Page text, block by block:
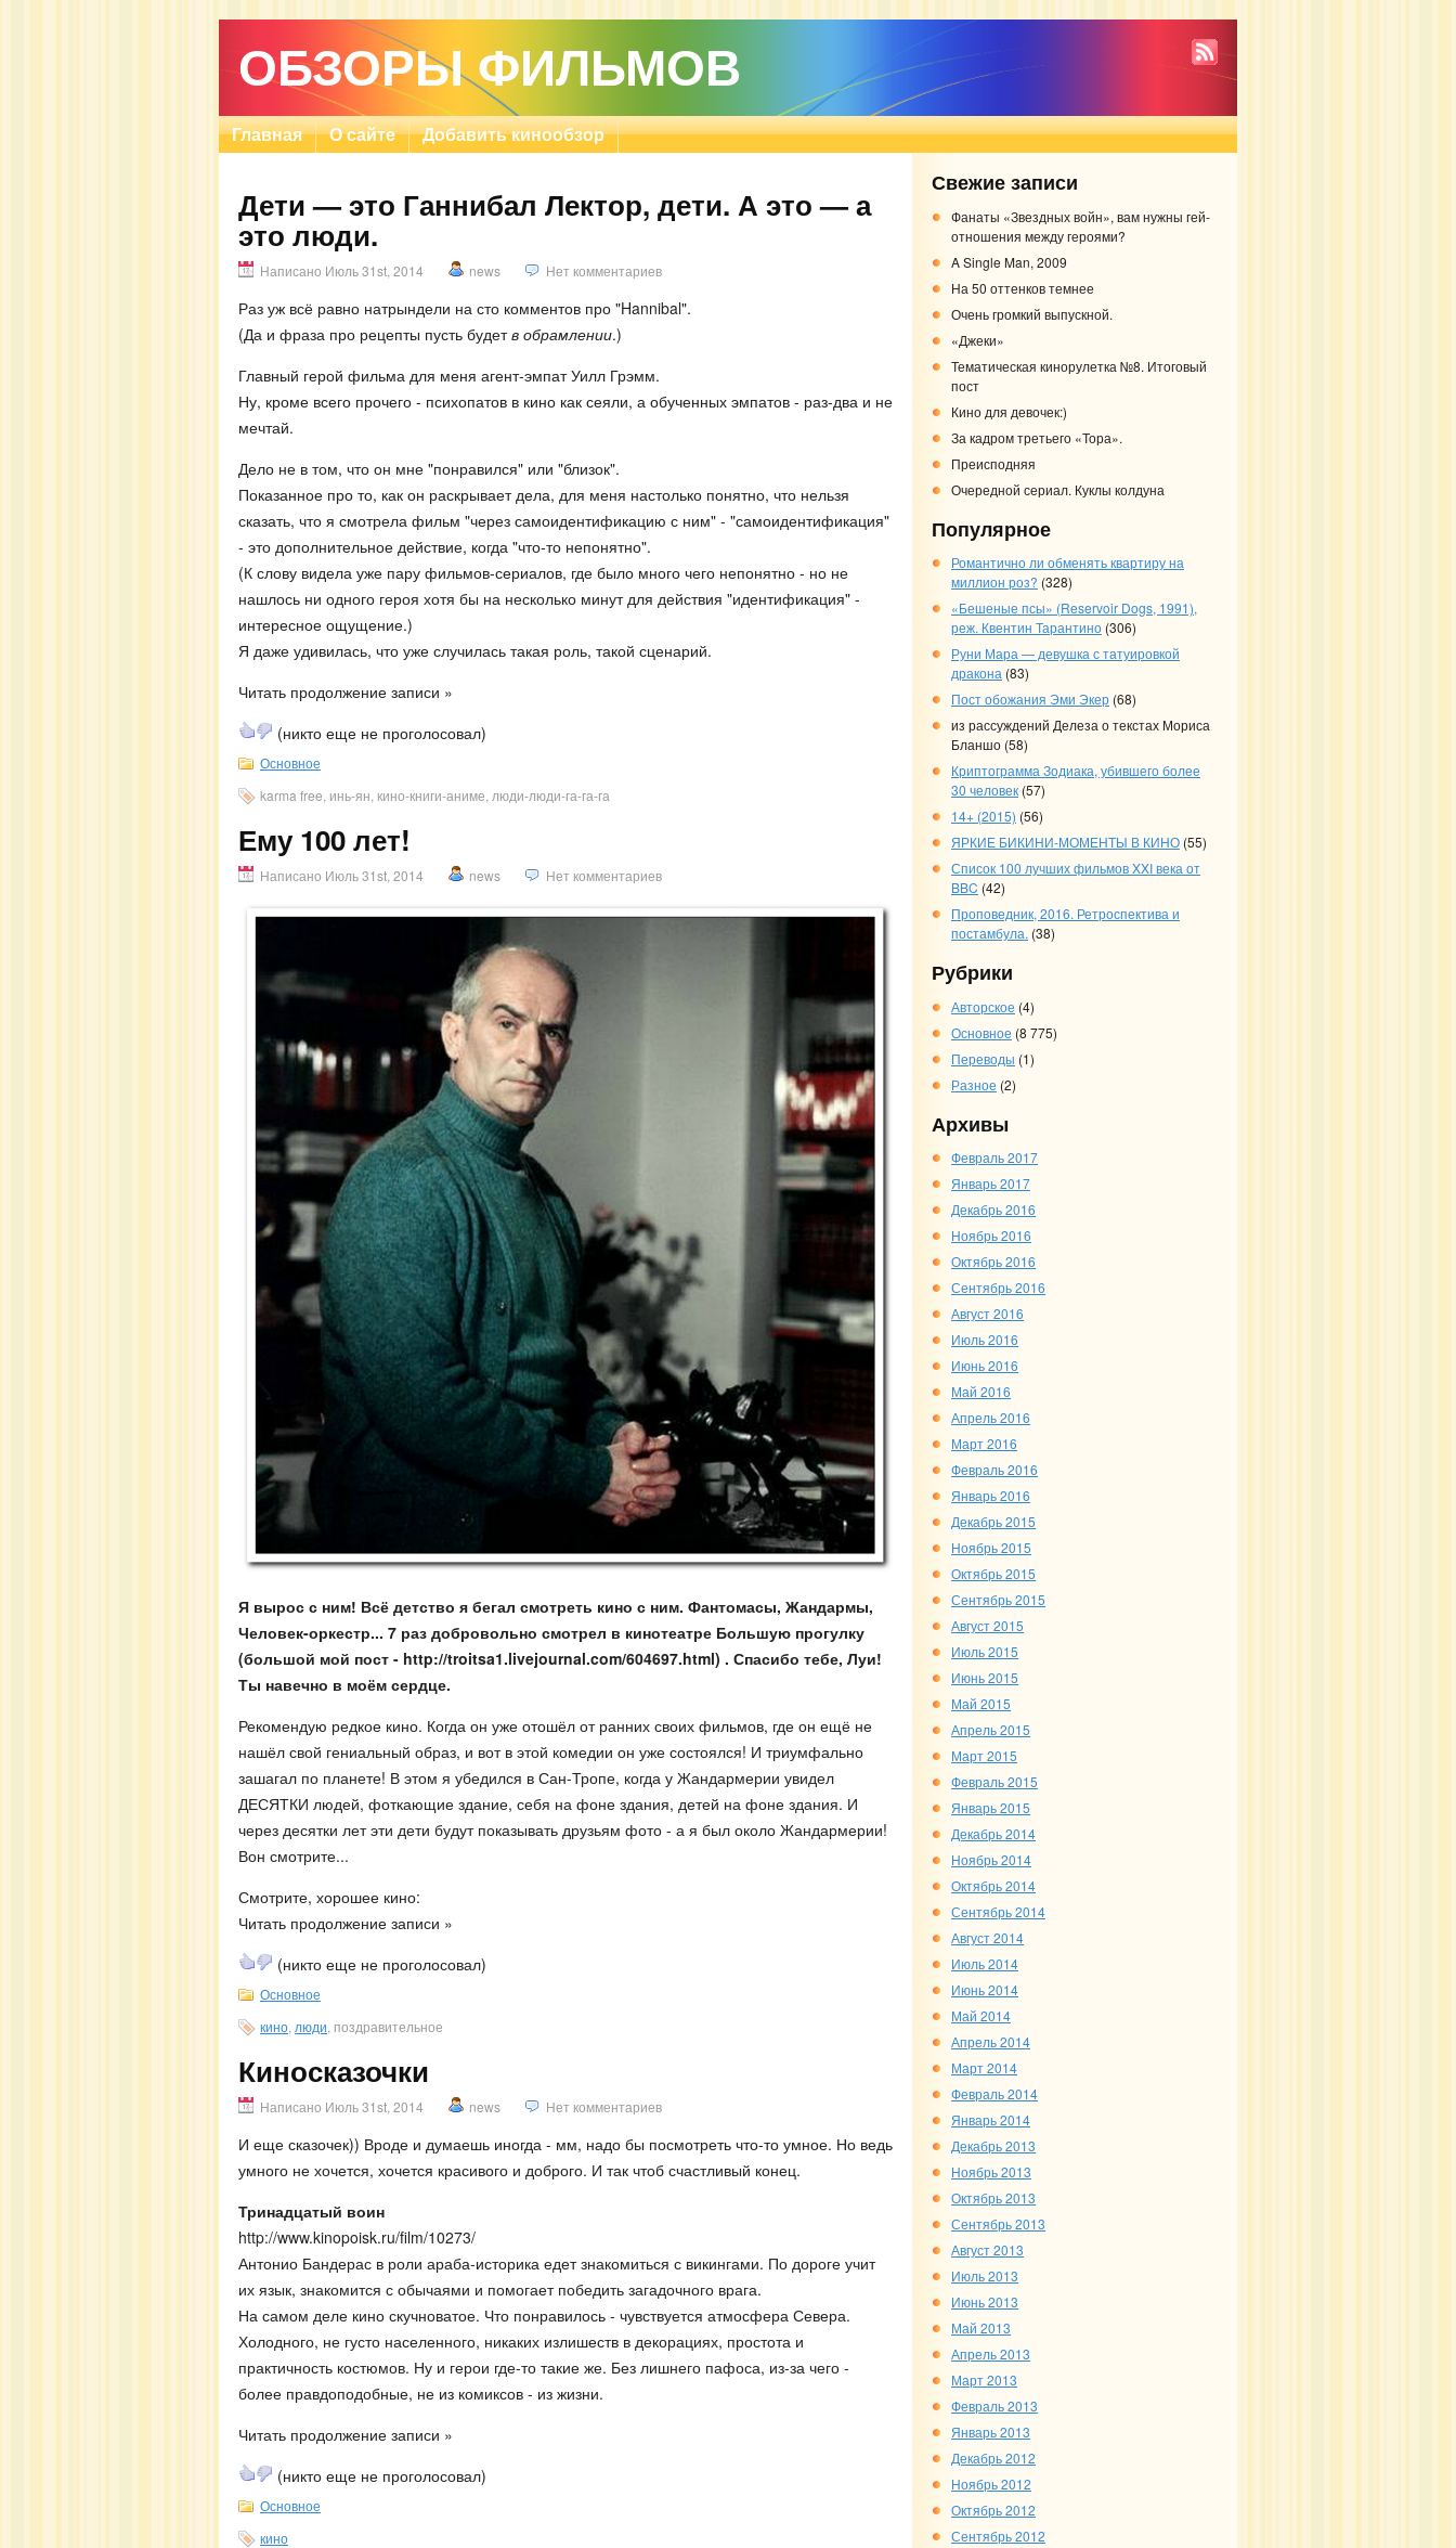
ОБЗОРЫ ФИЛЬМОВ
Главная О сайте Добавить кинообзор
Дети — это Ганнибал Лектор, дети. А это — а
это люди.
Написано Июль 31st, 2014 news Нет комментариев
Раз уж всё равно натрындели на сто комментов про "Hannibal".
(Да и фраза про рецепты пусть будетв обрамлении.)
Главный герой фильма для меня агент-эмпат Уилл Грэмм.
Ну, кроме всего прочего - психопатов в кино как сеяли, а обученных эмпатов - раз-два и не
мечтай.
Дело не в том, что он мне "понравился" или "близок".
Показанное про то, как он раскрывает дела, для меня настолько понятно, что нельзя
сказать, что я смотрела фильм "через самоидентификацию с ним" - "самоидентификация"
- это дополнительное действие, когда "что-то непонятно".
(К слову видела уже пару фильмов-сериалов, где было много чего непонятно - но не
нашлось ни одного героя хотя бы на несколько минут для действия "идентификация" -
интересное ощущение.)
Я даже удивилась, что уже случилась такая роль, такой сценарий.
Читать продолжение записи »
(никто еще не проголосовал)
Основное
karma free, инь-ян, кино-книги-аниме, люди-люди-га-га-га
Ему 100 лет!
Написано Июль 31st, 2014 news Нет комментариев
Я вырос с ним! Всё детство я бегал смотреть кино с ним. Фантомасы, Жандармы,
Человек-оркестр... 7 раз добровольно смотрел в кинотеатре Большую прогулку
(большой мой пост - http://troitsa1.livejournal.com/604697.html) . Спасибо тебе, Луи!
Ты навечно в моём сердце.
Рекомендую редкое кино. Когда он уже отошёл от ранних своих фильмов, где он ещё не
нашёл свой гениальный образ, и вот в этой комедии он уже состоялся! И триумфально
зашагал по планете! В этом я убедился в Сан-Тропе, когда у Жандармерии увидел
ДЕСЯТКИ людей, фоткающие здание, себя на фоне здания, детей на фоне здания. И
через десятки лет эти дети будут показывать друзьям фото - а я был около Жандармерии!
Вон смотрите...
Смотрите, хорошее кино:
Читать продолжение записи »
(никто еще не проголосовал)
Основное
кино люди , поздравительное
Киносказочки
Написано Июль 31st, 2014 news Нет комментариев
И еще сказочек)) Вроде и думаешь иногда - мм, надо бы посмотреть что-то умное. Но ведь
умного не хочется, хочется красивого и доброго. И так чтоб счастливый конец.
Тринадцатый воин
http://www.kinopoisk.ru/film/10273/
Антонио Бандерас в роли араба-историка едет знакомиться с викингами. По дороге учит
их язык, знакомится с обычаями и помогает победить загадочного врага.
На самом деле кино скучноватое. Что понравилось - чувствуется атмосфера Севера.
Холодного, не густо населенного, никаких излишеств в декорациях, простота и
практичность костюмов. Ну и герои где-то такие же. Без лишнего пафоса, из-за чего -
более правдоподобные, не из комиксов - из жизни.
Читать продолжение записи »
(никто еще не проголосовал)
Основное
кино
Свежие записи
Фанаты «Звездных войн», вам нужны гей-
отношения между героями?
A Single Man, 2009
На 50 оттенков темнее
Очень громкий выпускной.
«Джеки»
Тематическая кинорулетка №8. Итоговый
пост
Кино для девочек:)
За кадром третьего «Тора».
Преисподняя
Очередной сериал. Куклы колдуна
Популярное
Романтично ли обменять квартиру на
миллион роз? (328)
«Бешеные псы» (Reservoir Dogs, 1991),
реж. Квентин Тарантино (306)
Руни Мара — девушка с татуировкой
дракона (83)
Пост обожания Эми Экер (68)
из рассуждений Делеза о текстах Мориса
Бланшо (58)
Криптограмма Зодиака, убившего более
30 человек (57)
14+ (2015) (56)
ЯРКИЕ БИКИНИ-МОМЕНТЫ В КИНО (55)
Список 100 лучших фильмов XXI века от
BBC (42)
Проповедник, 2016. Ретроспектива и
постамбула. (38)
Рубрики
Авторское (4)
Основное (8 775)
Переводы (1)
Разное (2)
Архивы
Февраль 2017
Январь 2017
Декабрь 2016
Ноябрь 2016
Октябрь 2016
Сентябрь 2016
Август 2016
Июль 2016
Июнь 2016
Май 2016
Апрель 2016
Март 2016
Февраль 2016
Январь 2016
Декабрь 2015
Ноябрь 2015
Октябрь 2015
Сентябрь 2015
Август 2015
Июль 2015
Июнь 2015
Май 2015
Апрель 2015
Март 2015
Февраль 2015
Январь 2015
Декабрь 2014
Ноябрь 2014
Октябрь 2014
Сентябрь 2014
Август 2014
Июль 2014
Июнь 2014
Май 2014
Апрель 2014
Март 2014
Февраль 2014
Январь 2014
Декабрь 2013
Ноябрь 2013
Октябрь 2013
Сентябрь 2013
Август 2013
Июль 2013
Июнь 2013
Май 2013
Апрель 2013
Март 2013
Февраль 2013
Январь 2013
Декабрь 2012
Ноябрь 2012
Октябрь 2012
Сентябрь 2012